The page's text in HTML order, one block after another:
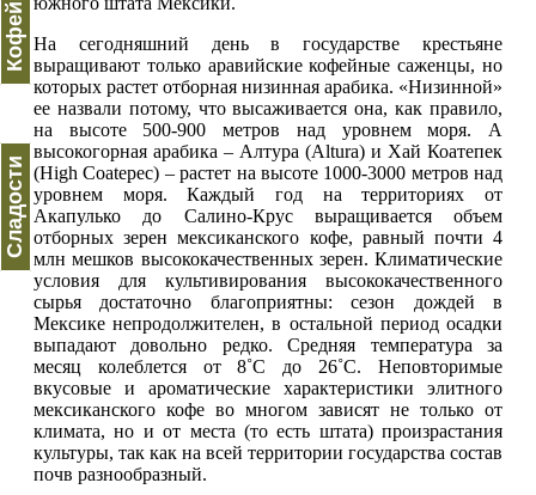
Сладости
На сегодняшний день в государстве крестьяне
выращивают только аравийские кофейные саженцы, но
которых растет отборная низинная арабика. «Низинной»
ее назвали потому, что высаживается она, как правило,
на высоте 500-900 метров над уровнем моря. А
высокогорная арабика – Алтура (Altura) и Хай Коатепек
(High Coatepec) – растет на высоте 1000-3000 метров над
уровнем моря. Каждый год на территориях от
Акапулько до Салино-Крус выращивается объем
отборных зерен мексиканского кофе, равный почти 4
млн мешков высококачественных зерен. Климатические
условия для культивирования высококачественного
сырья достаточно благоприятны: сезон дождей в
Мексике непродолжителен, в остальной период осадки
выпадают довольно редко. Средняя температура за
месяц колеблется от 8˚С до 26˚С. Неповторимые
вкусовые и ароматические характеристики элитного
мексиканского кофе во многом зависят не только от
климата, но и от места (то есть штата) произрастания
культуры, так как на всей территории государства состав
почв разнообразный.